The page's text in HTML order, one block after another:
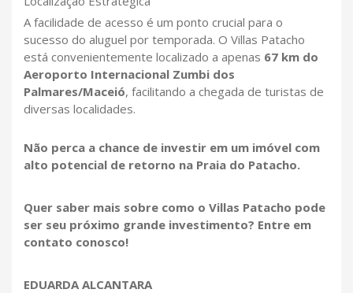
A facilidade de acesso é um ponto crucial para o
sucesso do aluguel por temporada. O Villas Patacho
está convenientemente localizado a apenas 67 km do
Aeroporto Internacional Zumbi dos
Palmares/Maceió, facilitando a chegada de turistas de
diversas localidades.
Não perca a chance de investir em um imóvel com
alto potencial de retorno na Praia do Patacho.
Quer saber mais sobre como o Villas Patacho pode
ser seu próximo grande investimento? Entre em
contato conosco!
EDUARDA ALCANTARA